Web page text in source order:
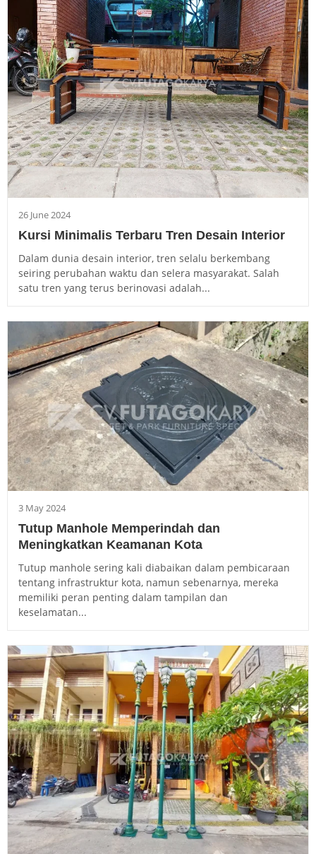
26 June 2024
Kursi Minimalis Terbaru Tren Desain Interior
Dalam dunia desain interior, tren selalu berkembang
seiring perubahan waktu dan selera masyarakat. Salah
satu tren yang terus berinovasi adalah...
3 May 2024
Tutup Manhole Memperindah dan
Meningkatkan Keamanan Kota
Tutup manhole sering kali diabaikan dalam pembicaraan
tentang infrastruktur kota, namun sebenarnya, mereka
memiliki peran penting dalam tampilan dan
keselamatan...